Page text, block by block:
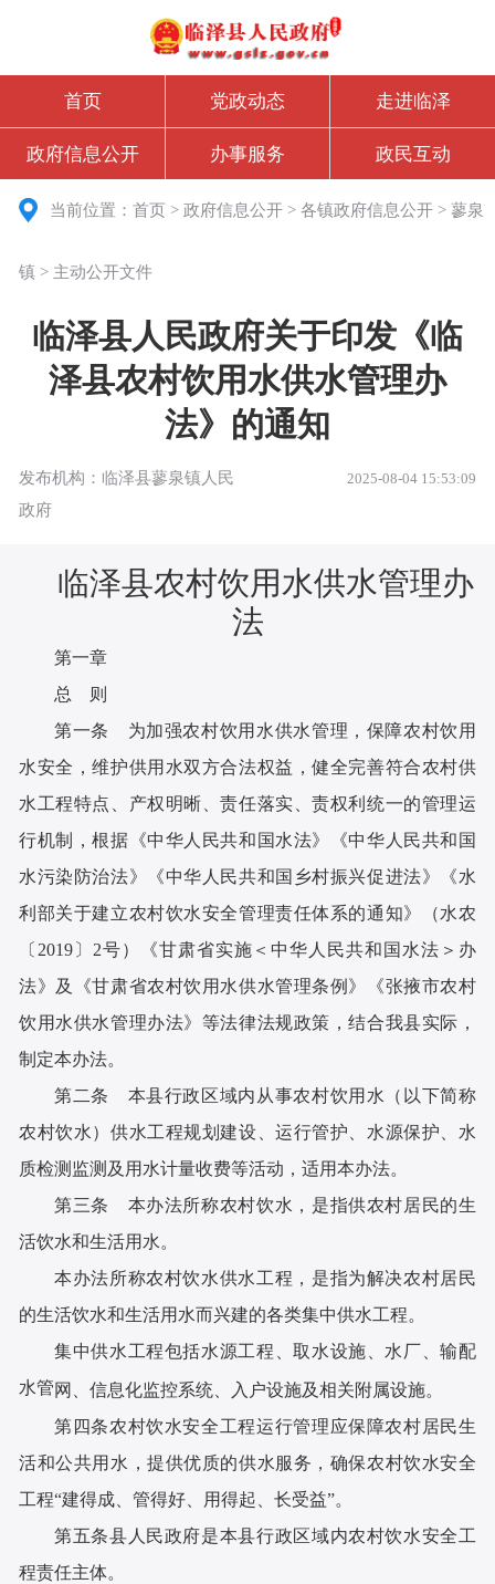
首页 党政动态 走进临泽
政府信息公开 办事服务 政民互动
当前位置：首页 >政府信息公开 >各镇政府信息公开 >蓼泉
镇 > 主动公开文件
临泽县人民政府关于印发《临
泽县农村饮用水供水管理办
法》的通知
发布机构：临泽县蓼泉镇人民
政府
2025-08-04 15:53:09
临泽县农村饮用水供水管理办
法
第一章
总 则
第一条 为加强农村饮用水供水管理，保障农村饮用
水安全，维护供用水双方合法权益，健全完善符合农村供
水工程特点、产权明晰、责任落实、责权利统一的管理运
行机制，根据《中华人民共和国水法》《中华人民共和国
水污染防治法》《中华人民共和国乡村振兴促进法》《水
利部关于建立农村饮水安全管理责任体系的通知》（水农
〔2019〕2号）《甘肃省实施＜中华人民共和国水法＞办
法》及《甘肃省农村饮用水供水管理条例》《张掖市农村
饮用水供水管理办法》等法律法规政策，结合我县实际，
制定本办法。
第二条 本县行政区域内从事农村饮用水（以下简称
农村饮水）供水工程规划建设、运行管护、水源保护、水
质检测监测及用水计量收费等活动，适用本办法。
第三条 本办法所称农村饮水，是指供农村居民的生
活饮水和生活用水。
本办法所称农村饮水供水工程，是指为解决农村居民
的生活饮水和生活用水而兴建的各类集中供水工程。
集中供水工程包括水源工程、取水设施、水厂、输配
水管网、信息化监控系统、入户设施及相关附属设施。
第四条农村饮水安全工程运行管理应保障农村居民生
活和公共用水，提供优质的供水服务，确保农村饮水安全
工程“建得成、管得好、用得起、长受益”。
第五条县人民政府是本县行政区域内农村饮水安全工
程责任主体。